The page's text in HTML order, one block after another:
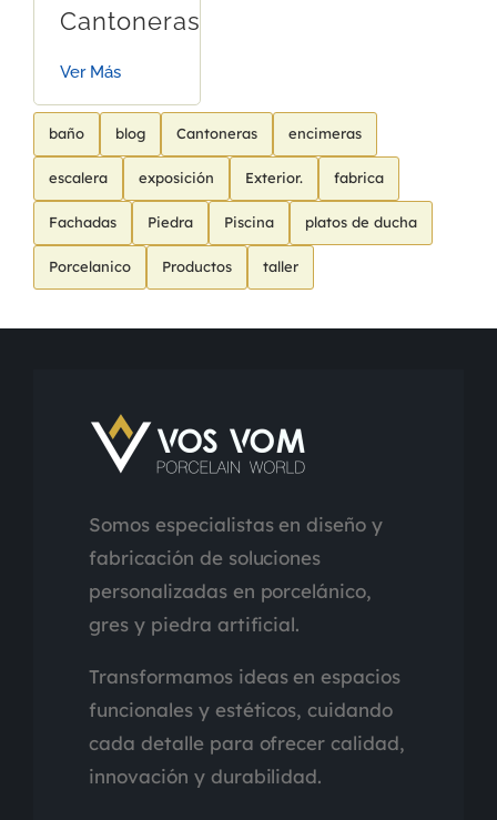
Cantoneras
Ver Más
baño blog Cantoneras encimeras
escalera exposición Exterior. fabrica
Fachadas Piedra Piscina platos de ducha
Porcelanico Productos taller
Somos especialistas en diseño y
fabricación de soluciones
personalizadas en porcelánico,
gres y piedra artificial.
Transformamos ideas en espacios
funcionales y estéticos, cuidando
cada detalle para ofrecer calidad,
innovación y durabilidad.